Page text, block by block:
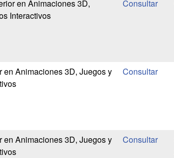
en Animaciones 3D,
Interactivos
en Animaciones 3D, Juegos y
en Animaciones 3D, Juegos y